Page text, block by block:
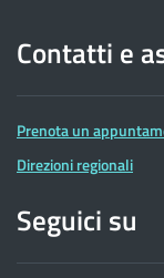
Contatti e
Prenota un
Direzioni regionali
Seguici su